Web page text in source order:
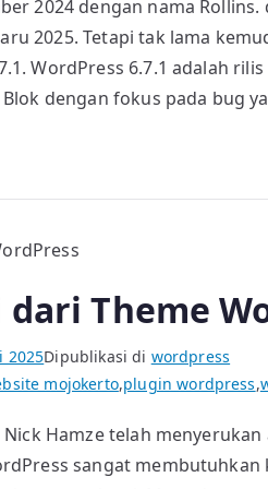
2024 dengan nama
2025. Tetapi tak lama
WordPress 6.7.1 adalah
dengan fokus pada bug
Theme
2025Dipublikasi di wordpress
mojokerto,plugin wordpress,
Hamze telah
sangat